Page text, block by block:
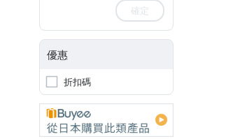
確定
優惠
折扣碼